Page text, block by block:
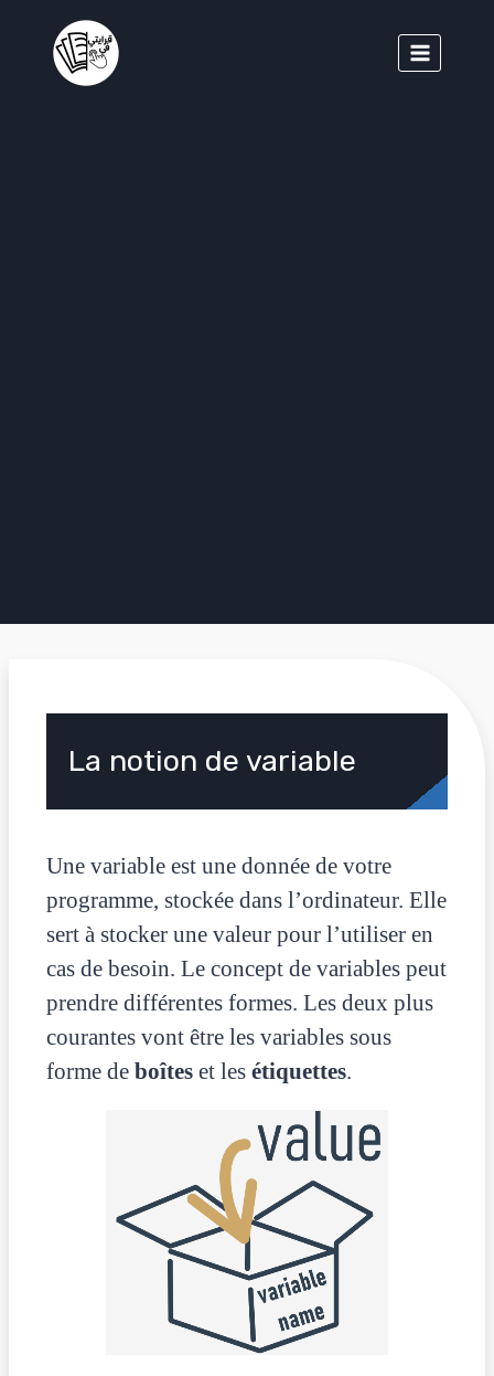
La notion de variable
Une variable est une donnée de votre
programme, stockée dans l’ordinateur. Elle
sert à stocker une valeur pour l’utiliser en
cas de besoin. Le concept de variables peut
prendre différentes formes. Les deux plus
courantes vont être les variables sous
forme de boîtes et les étiquettes.